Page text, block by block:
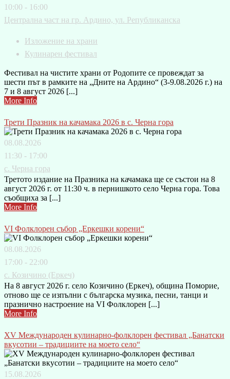
10:00 - 16:00
Централна част на гр. Ардино, ул. Републиканска
Изложение на храни
Кулинарен фестивал
Фестивал на чистите храни от Родопите се провеждат за
шести път в рамките на „Дните на Ардино“ (3-9.08.2026 г.) на
7 и 8 август 2026 [...]
More Info
Трети Празник на качамака 2026 в с. Черна гора
08.08.2026
11:30 - 17:00
с. Черна гора
Третото издание на Празника на качамака ще се състои на 8
август 2026 г. от 11:30 ч. в пернишкото село Черна гора. Това
съобщиха за [...]
More Info
VI Фолклорен събор „Еркешки корени“
08.08.2026
17:00 - 22:00
с. Козичино (Еркеч)
На 8 август 2026 г. село Козичино (Еркеч), община Поморие,
отново ще се изпълни с българска музика, песни, танци и
празнично настроение на VI Фолклорен [...]
More Info
XV Международен кулинарно-фолклорен фестивал „Банатски
вкусотии – традициите на моето село“
15.08.2026